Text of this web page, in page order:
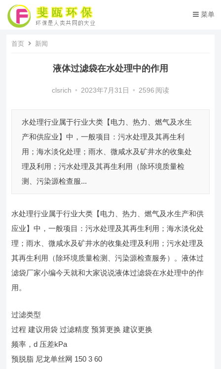
菜单
首页 新闻
液体过滤袋在水处理中的作用
clsrich • 2023年7月31日 • 2596 阅读
水处理行业属于行业大类【电力、热力、燃气及水生
产和供应业】中，一般项目：污水处理及其再生利
用；海水淡化处理；雨水、微咸水及矿井水的收集处
理及利用；污水处理及其再生利用（除环境质量检
测、污染源检查服...
水处理行业属于行业大类【电力、热力、燃气及水生产和供
应业】中，一般项目：污水处理及其再生利用；海水淡化处
理；雨水、微咸水及矿井水的收集处理及利用；污水处理及
其再生利用（除环境质量检测、污染源检查服务）。液体过
滤袋厂家小编今天就和大家说说液体过滤袋在水处理中的作
用。
过滤类型
过程 建议用袋 过滤精度 预算更换 建议更换
频率，d 压差kPa
预脱脂 尼龙单丝网 150 3 60